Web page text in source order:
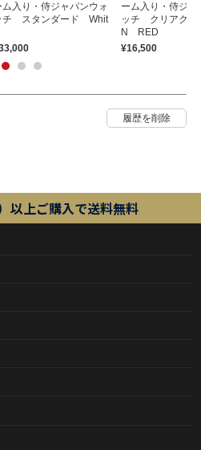
ム入り・侍ジャパンウォ
チ スタンダード Whit
ーム入り・侍ジャ
ッチ クリアク
N RED
¥16,500
以上ご購入で送料無料